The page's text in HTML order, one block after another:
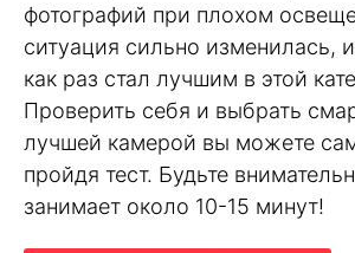
фотографий при плохом
ситуация сильно изменилась,
как раз стал лучшим в этой
Проверить себя и выбрать
лучшей камерой вы можете
пройдя тест. Будьте
занимает около 10-15 минут!